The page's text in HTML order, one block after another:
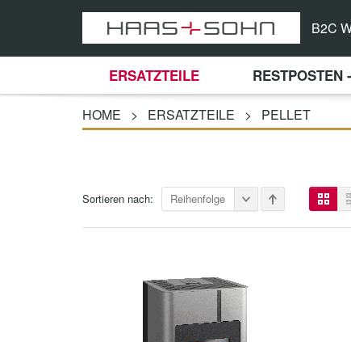
B2C
ERSATZTEILE RESTPOSTEN
HOME > ERSATZTEILE > PELLET
Sortieren nach: Reihenfolge